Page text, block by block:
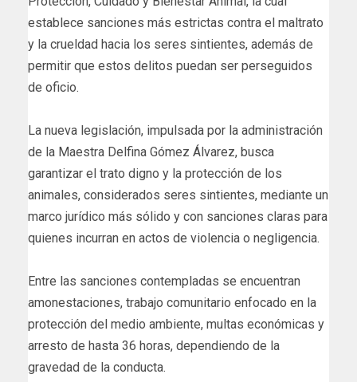
establece sanciones más estrictas contra el maltrato
y la crueldad hacia los seres sintientes, además de
permitir que estos delitos puedan ser perseguidos
de oficio.
La nueva legislación, impulsada por la administración
de la Maestra Delfina Gómez Álvarez, busca
garantizar el trato digno y la protección de los
animales, considerados seres sintientes, mediante un
marco jurídico más sólido y con sanciones claras para
quienes incurran en actos de violencia o negligencia.
Entre las sanciones contempladas se encuentran
amonestaciones, trabajo comunitario enfocado en la
protección del medio ambiente, multas económicas y
arresto de hasta 36 horas, dependiendo de la
gravedad de la conducta.